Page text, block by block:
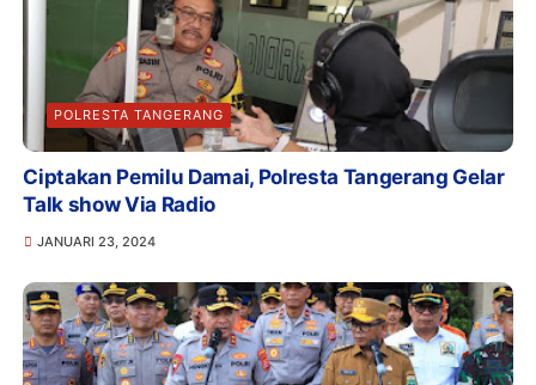
POLRESTA TANGERANG
Ciptakan Pemilu Damai, Polresta Tangerang Gelar
Talk show Via Radio
JANUARI 23, 2024